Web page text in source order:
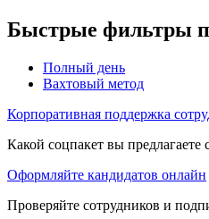
Быстрые фильтры
Полный день
Вахтовый метод
Корпоративная поддержка
Какой соцпакет вы
Оформляйте кандидатов онлайн
Проверяйте сотрудников и